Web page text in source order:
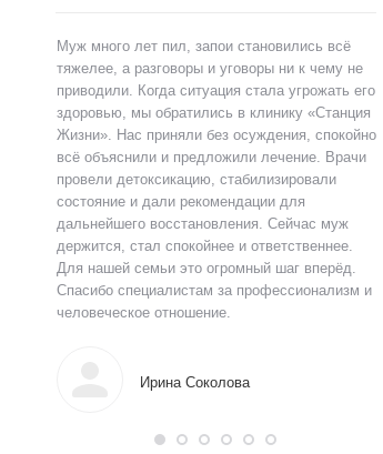
Муж много лет пил, запои становились всё
тяжелее, а разговоры и уговоры ни к чему не
приводили. Когда ситуация стала угрожать его
здоровью, мы обратились в клинику «Станция
Жизни». Нас приняли без осуждения, спокойно
всё объяснили и предложили лечение. Врачи
провели детоксикацию, стабилизировали
состояние и дали рекомендации для
дальнейшего восстановления. Сейчас муж
держится, стал спокойнее и ответственнее.
Для нашей семьи это огромный шаг вперёд.
Спасибо специалистам за профессионализм и
человеческое отношение.
Ирина Соколова